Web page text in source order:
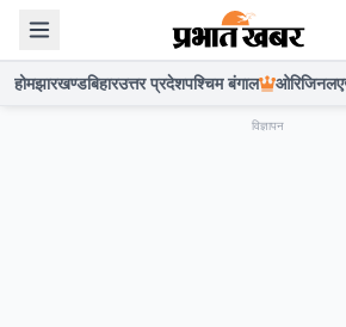
होमझारखण्डबिहारउत्तर प्रदेशपश्चिम बंगाल ओरिजिनल
विज्ञापन